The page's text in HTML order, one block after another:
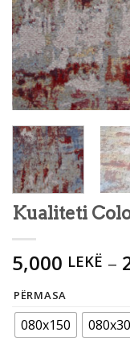
Kualiteti
5,000 LEKË –
PËRMASA
080x150